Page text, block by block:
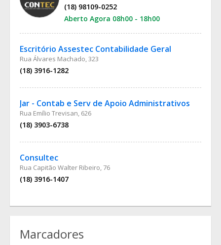
(18) 98109-0252
Aberto Agora 08h00 - 18h00
Escritório Assestec Contabilidade Geral
Rua Álvares Machado, 323
(18) 3916-1282
Jar - Contab e Serv de Apoio Administrativos
Rua Emílio Trevisan, 626
(18) 3903-6738
Consultec
Rua Capitão Walter Ribeiro, 76
(18) 3916-1407
Marcadores